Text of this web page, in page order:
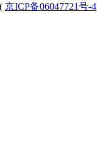
( 京ICP备06047721号-4